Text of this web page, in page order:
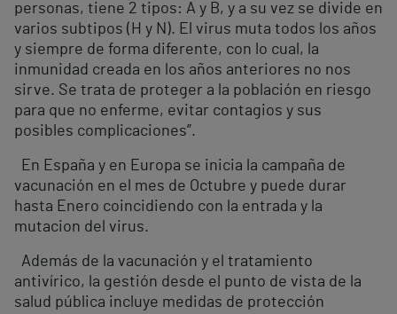
personas, tiene 2 tipos: A y B, y a su vez se divide en
varios subtipos (H y N). El virus muta todos los años
y siempre de forma diferente, con lo cual, la
inmunidad creada en los años anteriores no nos
sirve. Se trata de proteger a la población en riesgo
para que no enferme, evitar contagios y sus
posibles complicaciones”.
En España y en Europa se inicia la campaña de
vacunación en el mes de Octubre y puede durar
hasta Enero coincidiendo con la entrada y la
mutacion del virus.
Además de la vacunación y el tratamiento
antivírico, la gestión desde el punto de vista de la
salud pública incluye medidas de protección